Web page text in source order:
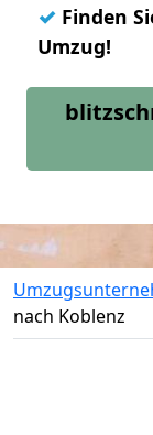
✓ Finden
Umzug!
nach Koblenz